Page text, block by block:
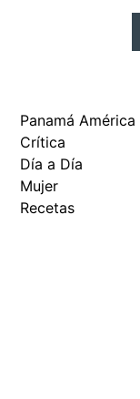
Panamá América
Crítica
Día a Día
Mujer
Recetas